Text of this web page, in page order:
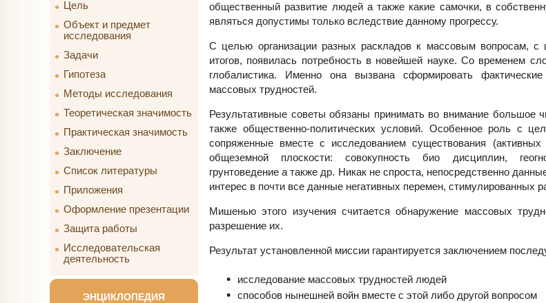
Цель
Объект и предмет
исследования
Задачи
Гипотеза
Методы исследования
Теоретическая значимость
Практическая значимость
Заключение
Список литературы
Приложения
Оформление презентации
Защита работы
Исследовательская
деятельность
ЭНЦИКЛОПЕДИЯ
общественный развитие людей а также какие самочки, в
являться допустимы только вследствие данному прогрессу.
С целью организации разных раскладов к массовым вопросам, с
итогов, появилась потребность в новейшей науке. Со временем
глобалистика. Именно она вызвана сформировать
массовых трудностей.
Результативные советы обязаны принимать во внимание большое
также общественно-политических условий. Особенное роль с
сопряженные вместе с исследованием существования
общеземной плоскости: совокупность био дисциплин,
грунтоведение а также др. Никак не спроста, непосредственно
интерес в почти все данные негативных перемен, стимулированных
Мишенью этого изучения считается обнаружение массовых
разрешение их.
Результат установленной миссии гарантируется заключением
исследование массовых трудностей людей
способов нынешней войн вместе с этой либо другой вопросом